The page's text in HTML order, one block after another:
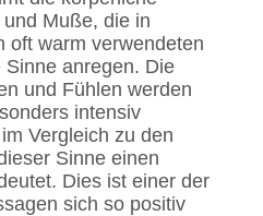
Muße, die in
oft warm verwendeten
anregen. Die
und Fühlen werden
intensiv
Vergleich zu den
Sinne einen
Dies ist einer der
sich so positiv